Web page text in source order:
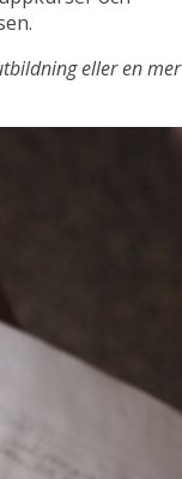
eller en mer